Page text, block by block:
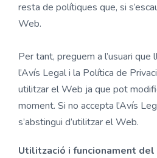
resta de polítiques que, si
Web.
Per tant, preguem a l’usuari
l’Avís Legal i la Política de
utilitzar el Web ja que pot
moment. Si no accepta l’Avís
s’abstingui d’utilitzar el Web.
Utilització i funcionament del